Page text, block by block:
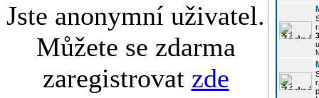
Jste anonymní uživatel.
Můžete se zdarma
zaregistrovat zde